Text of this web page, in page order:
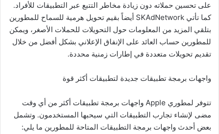
على تحسين حملاته دون زيادة مخاطر التتبع عبر التطبيقات للأفراد.
كما تأتي SKAdNetwork أيضاً بقيم تحويل هرمية للسماح للمطورين
بتلقي المزيد من المعلومات حول التحويلات للحملات الأصغر، ويمكن
للمطورين حساب العائد على الإنفاق الإعلاني بشكل أفضل من خلال
تقديم تحويلات متعددة في إطارات زمنية محددة.
واجهات برمجة تطبيقات جديدة لتطبيقات أكثر قوة
تتوفر لمطوري Apple واجهات برمجة تطبيقات أكثر من أي وقت
مضى لإنشاء تجارب التطبيقات التي سيحبها المستخدمون. وتشمل
بعض أحدث واجهات برمجة التطبيقات المتاحة للمطورين ما يلي: